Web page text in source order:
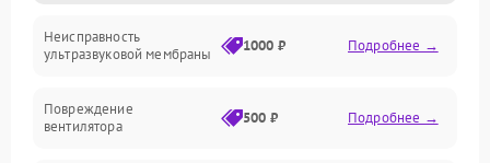
Механические повреждения
Неисправность
ультразвуковой мембраны
1000 ₽ Подробнее →
Повреждение
вентилятора
500 ₽ Подробнее →